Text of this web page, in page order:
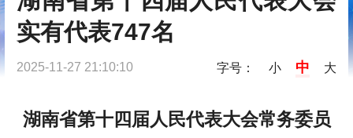
实有代表747名
2025-11-27 21:10:10 字号： 小 中 大
湖南省第十四届人民代表大会常务委员